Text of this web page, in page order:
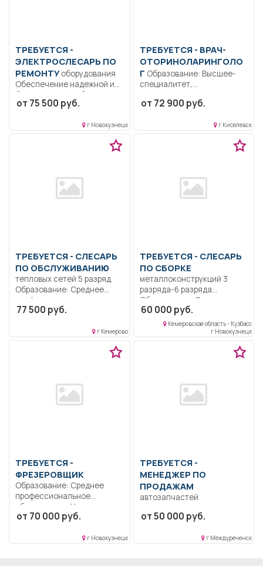
ТРЕБУЕТСЯ -
ЭЛЕКТРОСЛЕСАРЬ ПО
РЕМОНТУоборудования
Обеспечение надежной и
безаварийной работы
обслуживаемого
от 75 500 руб.
г Новокузнецк
ТРЕБУЕТСЯ - ВРАЧ-
ОТОРИНОЛАРИНГОЛО
Г
специалитет,
Дисциплинированность.
Коммуникабельность..
Выполнение должностных
обязанностей согласно...
от 72 900 руб.
г Киселевск
ТРЕБУЕТСЯ - СЛЕСАРЬ
ПО ОБСЛУЖИВАНИЮ
тепловых сетей 5 разряд.
Образование: Среднее
профессиональное
образование..
оборудования тепловых...
77 500 руб.
г Кемерово
ТРЕБУЕТСЯ - СЛЕСАРЬ
ПО СБОРКЕ
металлоконструкций 3
разряда-6 разряда
Образование: Среднее
профессиональное
Квалификация:
Должностные
60 000 руб.
Кемеровская область - Кузбасс
г Новокузнецк
ТРЕБУЕТСЯ -
ФРЕЗЕРОВЩИК
Образование: Среднее
профессиональное
образование.. Умение
работать на
от 70 000 руб.
г Новокузнецк
ТРЕБУЕТСЯ -
МЕНЕДЖЕР ПО
ПРОДАЖАМ
автозапчастей
от 50 000 руб.
г Междуреченск